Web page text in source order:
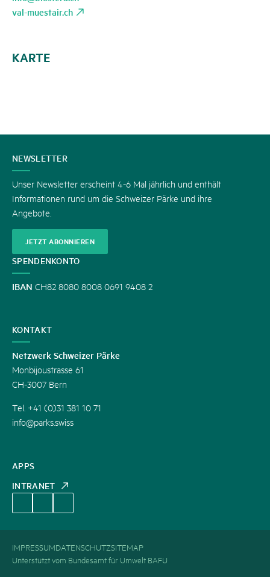
val-muestair.ch
KARTE
KONTAKT
APPS
INTRANET
NEWSLETTER
Unser Newsletter erscheint 4-6 Mal jährlich und enthält
Informationen rund um die Schweizer Pärke und ihre
Angebote.
JETZT ABONNIEREN
SPENDENKONTO
IBAN CH82 8080 8008 0691 9408 2
KONTAKT
Netzwerk Schweizer Pärke
Monbijoustrasse 61
CH-3007 Bern
Tel. +41 (0)31 381 10 71
info@parks.swiss
IMPRESSUMDATENSCHUTZSITEMAP
Unterstützt vom Bundesamt für Umwelt BAFU